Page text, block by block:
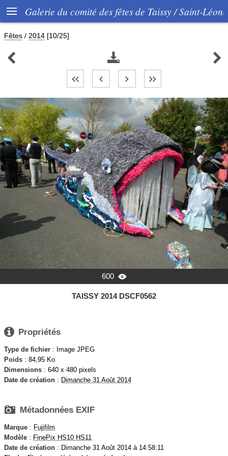
 Galerie du comité des fêtes de Taissy / Saint-
Fêtes / 2014 [10/25]
  
600 
TAISSY 2014 DSCF0562
 Propriétés
Type de fichier : Image JPEG
Poids : 84,95 Ko
Dimensions : 640 x 480 pixels
Date de création : Dimanche 31 Août 2014
 Métadonnées EXIF
Marque : Fujifilm
Modèle : FinePix HS10 HS11
Date de création : Dimanche 31 Août 2014 à 14:58:11